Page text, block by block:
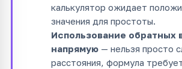
калькулятор ожидает
значения для простоты.
Использование обратных
напрямую — нельзя просто
расстояния, формула